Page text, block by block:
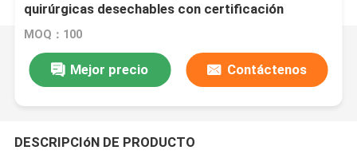
quirúrgicas desechables con certificación
EN13795
MOQ：100
Mejor precio Contáctenos
DESCRIPCIóN DE PRODUCTO